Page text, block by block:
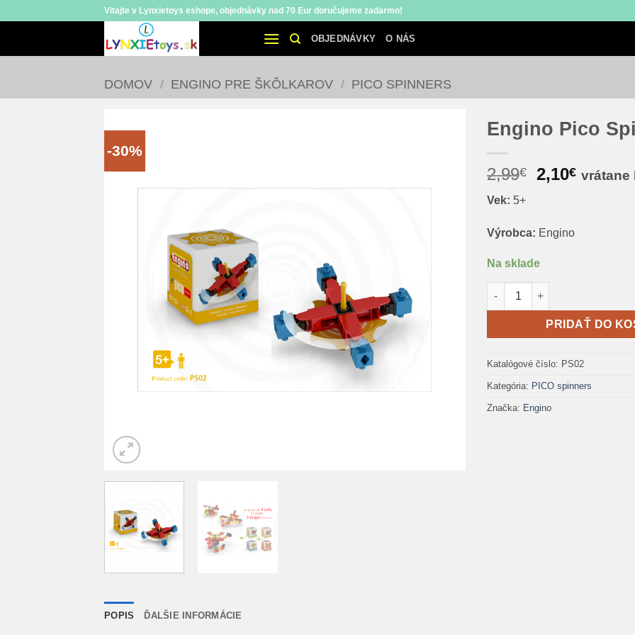
Vitajte v Lynxietoys eshope, objednávky nad 70 Eur doručujeme zadarmo!
OBJEDNÁVKY O NÁS
DOMOV / ENGINO PRE ŠKÔLKAROV / PICO SPINNERS
-30%
Engino Pico
2,99€
Pôvodná
2,99€.
2,10€ vrátane
Vek: 5+
Výrobca: Engino
Na sklade
množstvo Engino Pico
PRIDAŤ DO
Katalógové číslo: PS02
Kategória: PICO spinners
Značka: Engino
POPIS ĎALŠIE INFORMÁCIE